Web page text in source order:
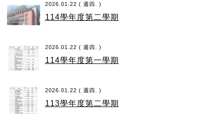
2026.01.22 ( 週四. )
114學年度第二學期
2026.01.22 ( 週四. )
114學年度第一學期
2026.01.22 ( 週四. )
113學年度第二學期